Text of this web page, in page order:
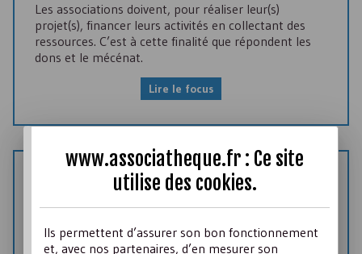
Les associations doivent, pour réaliser leur(s)
projet(s), financer leurs activités en collectant des
ressources. C’est à cette finalité que répondent les
dons et le mécénat.
Lire le focus
Associations, cibles des cyberattaques -
Conseils d’un expert en cybersécurité
www.associatheque.fr : Ce site
utilise des cookies.
Ils permettent d’assurer son bon fonctionnement
et, avec nos partenaires, d’en mesurer son